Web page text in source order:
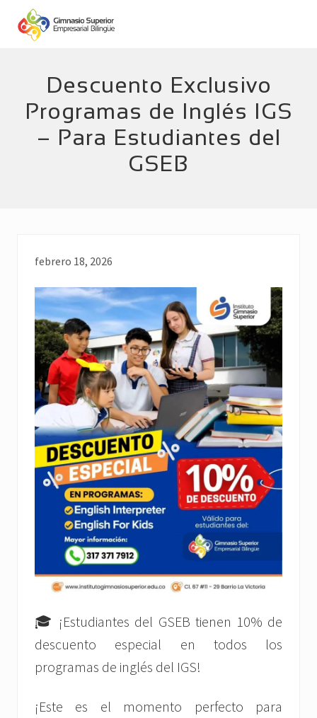
Descuento Exclusivo
Programas de Inglés IGS
– Para Estudiantes del
GSEB
febrero 18, 2026
🎓 ¡Estudiantes del GSEB tienen 10% de
descuento especial en todos los
programas de inglés del IGS!
¡Este es el momento perfecto para